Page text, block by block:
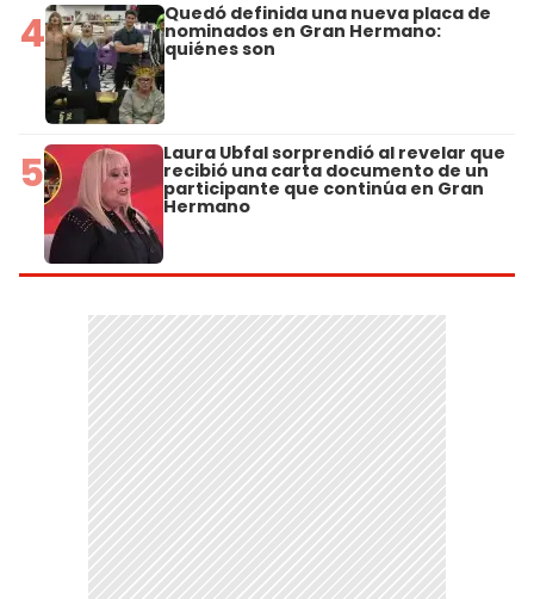
4 Quedó definida una nueva placa de
nominados en Gran Hermano:
quiénes son
5 Laura Ubfal sorprendió al revelar que
recibió una carta documento de un
participante que continúa en Gran
Hermano